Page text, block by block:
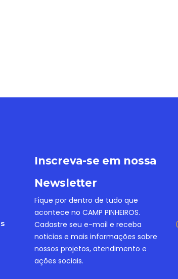
Inscreva-se em nossa
Newsletter
Fique por dentro de tudo que
acontece no CAMP PINHEIROS.
Cadastre seu e-mail e receba
noticias e mais informações sobre
nossos projetos, atendimento e
ações sociais.